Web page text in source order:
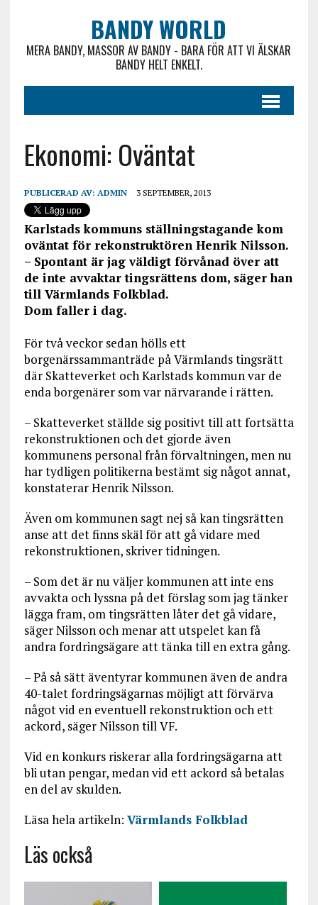
BANDY WORLD
MERA BANDY, MASSOR AV BANDY - BARA FÖR ATT VI ÄLSKAR
BANDY HELT ENKELT.
Ekonomi: Oväntat
PUBLICERAD AV: ADMIN 3 SEPTEMBER, 2013
Karlstads kommuns ställningstagande kom
oväntat för rekonstruktören Henrik Nilsson.
– Spontant är jag väldigt förvånad över att
de inte avvaktar tingsrättens dom, säger han
till Värmlands Folkblad.
Dom faller i dag.
För två veckor sedan hölls ett
borgenärssammanträde på Värmlands tingsrätt
där Skatteverket och Karlstads kommun var de
enda borgenärer som var närvarande i rätten.
– Skatteverket ställde sig positivt till att fortsätta
rekonstruktionen och det gjorde även
kommunens personal från förvaltningen, men nu
har tydligen politikerna bestämt sig något annat,
konstaterar Henrik Nilsson.
Även om kommunen sagt nej så kan tingsrätten
anse att det finns skäl för att gå vidare med
rekonstruktionen, skriver tidningen.
– Som det är nu väljer kommunen att inte ens
avvakta och lyssna på det förslag som jag tänker
lägga fram, om tingsrätten låter det gå vidare,
säger Nilsson och menar att utspelet kan få
andra fordringsägare att tänka till en extra gång.
– På så sätt äventyrar kommunen även de andra
40-talet fordringsägarnas möjligt att förvärva
något vid en eventuell rekonstruktion och ett
ackord, säger Nilsson till VF.
Vid en konkurs riskerar alla fordringsägarna att
bli utan pengar, medan vid ett ackord så betalas
en del av skulden.
Läsa hela artikeln: Värmlands Folkblad
Läs också